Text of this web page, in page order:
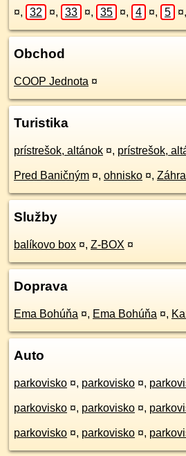
¤, 32 ¤, 33 ¤, 35 ¤, 4 ¤, 5 ¤,
Obchod
COOP Jednota ¤
Turistika
prístrešok, altánok ¤, prístrešok,
Pred Baničným ¤, ohnisko ¤,
Služby
balíkovo box ¤, Z-BOX ¤
Doprava
Ema Bohúňa ¤, Ema Bohúňa ¤,
Auto
parkovisko ¤, parkovisko ¤,
parkovisko ¤, parkovisko ¤,
parkovisko ¤, parkovisko ¤,